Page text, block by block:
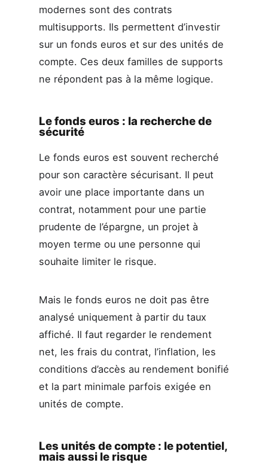
modernes sont des contrats
multisupports. Ils permettent d’investir
sur un fonds euros et sur des unités de
compte. Ces deux familles de supports
ne répondent pas à la même logique.
Le fonds euros : la recherche de
sécurité
Le fonds euros est souvent recherché
pour son caractère sécurisant. Il peut
avoir une place importante dans un
contrat, notamment pour une partie
prudente de l’épargne, un projet à
moyen terme ou une personne qui
souhaite limiter le risque.
Mais le fonds euros ne doit pas être
analysé uniquement à partir du taux
affiché. Il faut regarder le rendement
net, les frais du contrat, l’inflation, les
conditions d’accès au rendement bonifié
et la part minimale parfois exigée en
unités de compte.
Les unités de compte : le potentiel,
mais aussi le risque